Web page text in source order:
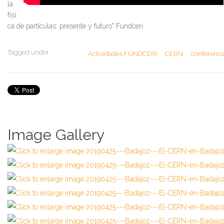
la
físi
ca de partículas: presente y futuro" Fundceri
Tagged under Actividades FUNDCERI CERN
Image Gallery